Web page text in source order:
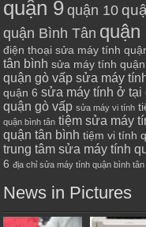
quận 9 quận 10
quận Bình Tân
điện thoại sửa máy tính
tân bình sửa máy tính
quận gò vấp sửa máy
quận 6 sửa máy tính ở tại
quận gò vấp sửa máy vi tính
quận bình tân tiệm sửa máy
quận tân bình tiệm vi tính
trung tâm sửa máy tính
6 địa chỉ sửa máy tính quận bình tân
News in Pictures